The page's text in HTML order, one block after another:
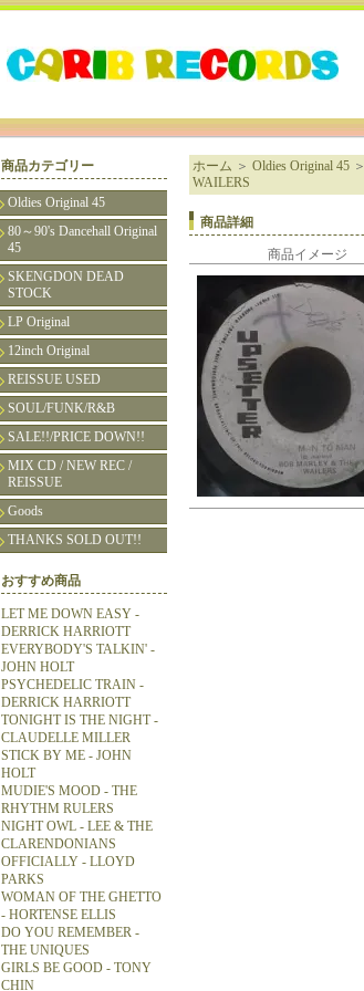
商品カテゴリー
Oldies Original 45
80～90's Dancehall Original
45
SKENGDON DEAD
STOCK
LP Original
12inch Original
REISSUE USED
SOUL/FUNK/R&B
SALE!!/PRICE DOWN!!
MIX CD / NEW REC /
REISSUE
Goods
THANKS SOLD OUT!!
おすすめ商品
LET ME DOWN EASY -
DERRICK HARRIOTT
EVERYBODY'S TALKIN' -
JOHN HOLT
PSYCHEDELIC TRAIN -
DERRICK HARRIOTT
TONIGHT IS THE NIGHT -
CLAUDELLE MILLER
STICK BY ME - JOHN
HOLT
MUDIE'S MOOD - THE
RHYTHM RULERS
NIGHT OWL - LEE & THE
CLARENDONIANS
OFFICIALLY - LLOYD
PARKS
WOMAN OF THE GHETTO
- HORTENSE ELLIS
DO YOU REMEMBER -
THE UNIQUES
GIRLS BE GOOD - TONY
CHIN
ホーム ＞ Oldies Original 45＞
WAILERS
商品詳細
商品イメージ